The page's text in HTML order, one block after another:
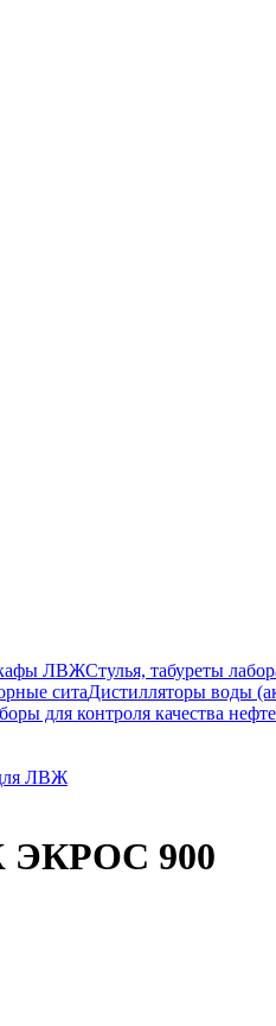
ЛВЖСтулья, табуреты
ситаДистилляторы воды
для контроля качества
ЛВЖ
ЭКРОС 900